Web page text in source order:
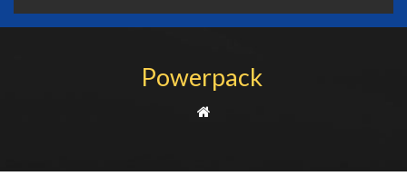
Powerpack